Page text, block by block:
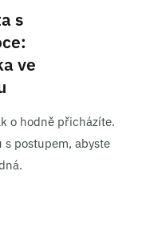
s
ve
o hodně přicházíte.
postupem, abyste